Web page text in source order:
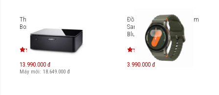
Thiết bị khuếch đại tần số
Bose Music Amplifier
13.990.000 đ
Máy mới: 18.649.000 đ
Đồng hồ thông minh 40mm
Samsung Galaxy Watch7
Bluetooth L300
3.990.000 đ